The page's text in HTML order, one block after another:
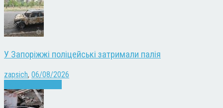
У Запоріжжі поліцейські затримали палія
zapsich, 06/08/2026